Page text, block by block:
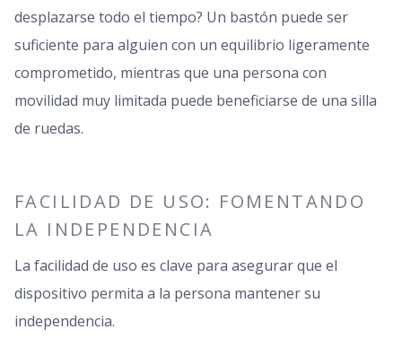
desplazarse todo el tiempo? Un bastón puede ser
suficiente para alguien con un equilibrio ligeramente
comprometido, mientras que una persona con
movilidad muy limitada puede beneficiarse de una silla
de ruedas.
FACILIDAD DE USO: FOMENTANDO
LA INDEPENDENCIA
La facilidad de uso es clave para asegurar que el
dispositivo permita a la persona mantener su
independencia.